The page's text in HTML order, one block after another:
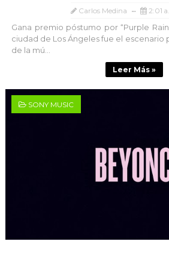
Carlos Medina 2:01
Gana premio póstumo por “Purple
ciudad de Los Ángeles fue el escenario
de la mú...
Leer Más »
SONY MUSIC